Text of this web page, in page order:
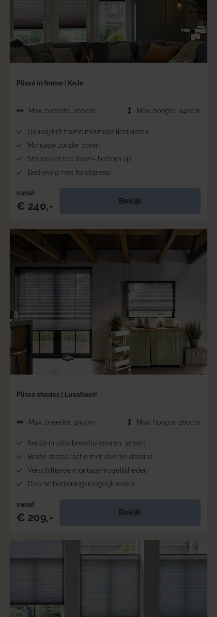
Plissé in frame | KeJe
Max. breedte: 200cm Max. hoogte: 240cm
Dankzij het frame minimale lichtkieren
Montage zonder boren
Standaard top down- bottom up
Bediening met handgreep
vanaf
€ 240,- Bekijk
Plissé shades | Luxaflex®
Max. breedte: 295cm Max. hoogte: 260cm
Keuze in plooibreedte (20mm, 32mm)
Brede stofcollectie met diverse dessins
Verschillende montagemogelijkheden
Diverse bedieningsmogelijkheden
vanaf
€ 209,- Bekijk